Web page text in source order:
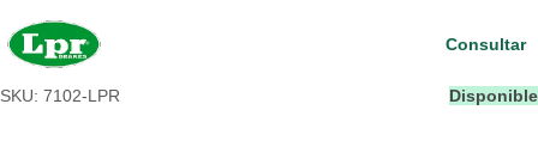
SKU: 7102-LPR Disponible
Consultar